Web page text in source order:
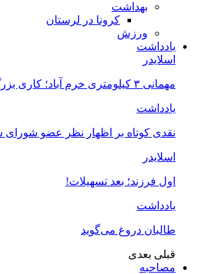
بهداشت
کرونا در لرستان
ورزش
یادداشت
اسلایدر
مهمانی ۳ کیلومتری خرم آباد؛ کاری بزرگ با چند نقد کوچک
یادداشت
نقدی کوتاه بر اظهار نظر عضو شورای
اسلایدر
اول فرزند؛ بعد تسهیلات!
یادداشت
طالبان دروغ می‌گوید
قبلی بعدی
مصاحبه